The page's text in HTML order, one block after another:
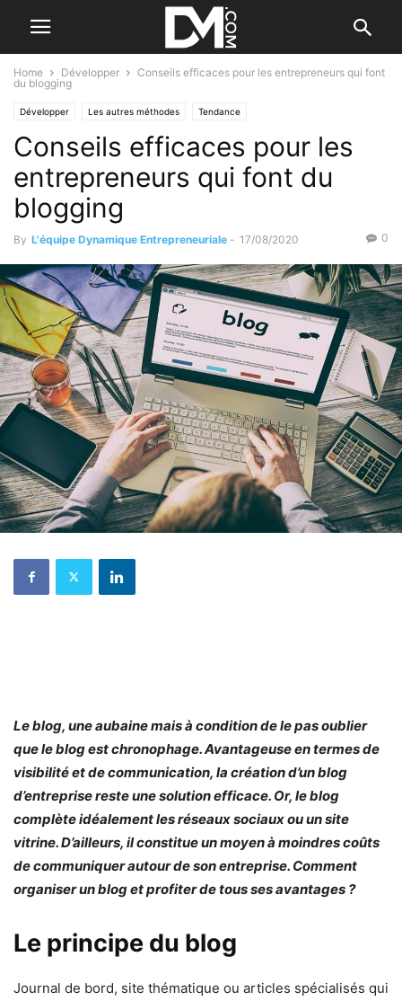
Home Développer
Conseils efficaces pour les entrepreneurs qui font
du blogging
Développer Les autres méthodes Tendance
Conseils efficaces pour les
entrepreneurs qui font du
blogging
By L'équipe Dynamique Entrepreneuriale - 17/08/2020 0
Le blog, une aubaine mais à condition de le pas oublier
que le blog est chronophage. Avantageuse en termes de
visibilité et de communication, la création d’un blog
d’entreprise reste une solution efficace. Or, le blog
complète idéalement les réseaux sociaux ou un site
vitrine. D’ailleurs, il constitue un moyen à moindres coûts
de communiquer autour de son entreprise. Comment
organiser un blog et profiter de tous ses avantages ?
Le principe du blog
Journal de bord, site thématique ou articles spécialisés qui